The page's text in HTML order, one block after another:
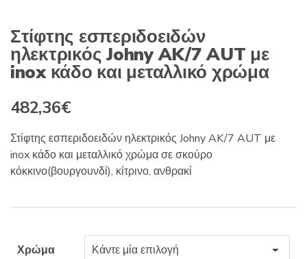
Στίφτης εσπεριδοειδών
ηλεκτρικός Johny AK/7 AUT με
inox κάδο και μεταλλικό χρώμα
482,36€
Στίφτης εσπεριδοειδών ηλεκτρικός Johny AK/7 AUT με
inox κάδο και μεταλλικό χρώμα σε σκούρο
κόκκινο(βουργουνδί), κίτρινο, ανθρακί
Χρώμα